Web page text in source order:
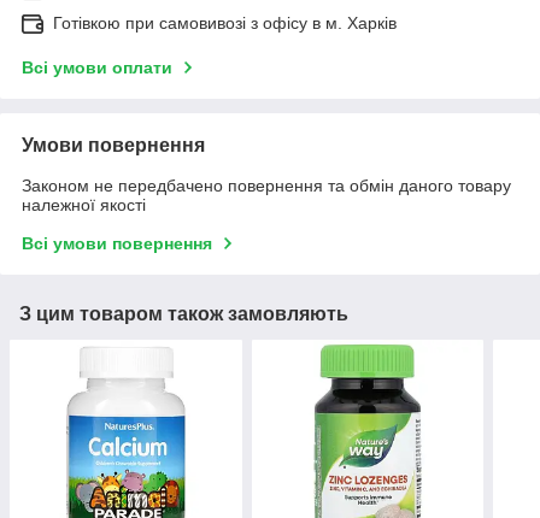
Готівкою при самовивозі з офісу в м. Харків
Всі умови оплати
Умови повернення
Законом не передбачено повернення та обмін даного товару
належної якості
Всі умови повернення
З цим товаром також замовляють